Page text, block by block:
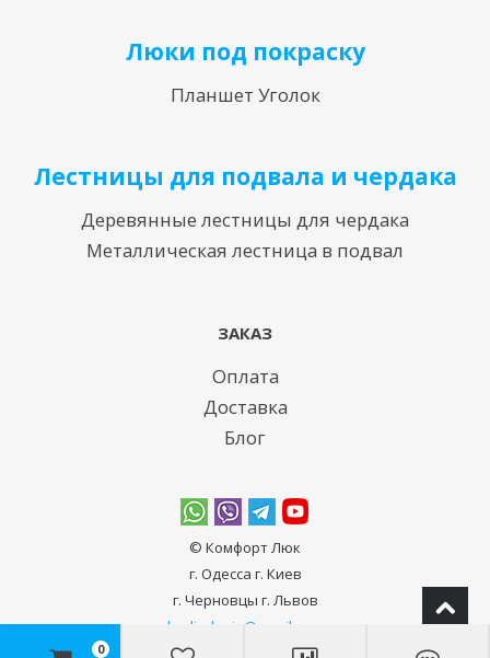
0
Люки под покраску
Планшет Уголок
Лестницы для подвала и чердака
Деревянные лестницы для чердака
Металлическая лестница в подвал
ЗАКАЗ
Оплата
Доставка
Блог
© Комфорт Люк
г. Одесcа г. Киев
г. Черновцы г. Львов
bodiadeeja@gmail.com